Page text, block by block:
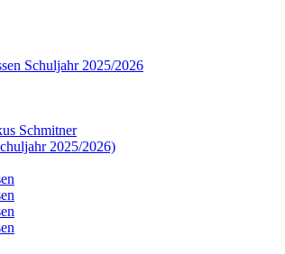
Schuljahr 2025/2026
Schmitner
2025/2026)